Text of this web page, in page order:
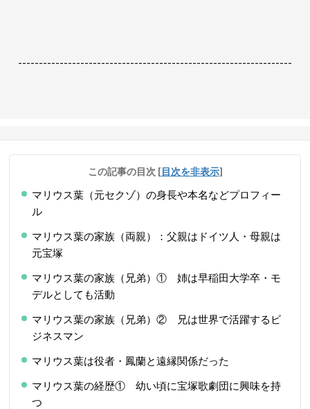
------------------------------------------------------------------
この記事の目次 [目次を非表示]
マリウス葉（元セクゾ）の身長や本名などプロフィー
ル
マリウス葉の家族（両親）：父親はドイツ人・母親は
元宝塚
マリウス葉の家族（兄弟）① 姉は早稲田大学卒・モ
デルとしても活動
マリウス葉の家族（兄弟）② 兄は世界で活躍するビ
ジネスマン
マリウス葉は役者・鳳蘭と遠縁関係だった
マリウス葉の経歴① 幼い頃に宝塚歌劇団に興味を持
つ